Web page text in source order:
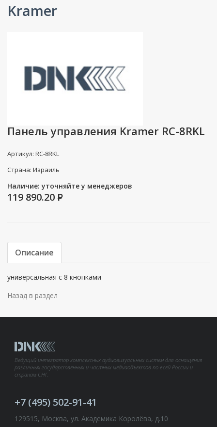
Kramer
Панель управления Kramer RC-8RKL
Артикул: RC-8RKL
Страна: Израиль
Наличие: уточняйте у менеджеров
119 890.20 P
Описание
универсальная с 8 кнопками
Назад в раздел
Ведущий интегратор комплексных аудиовизуальных систем для оснащения
различных государственных и частных медиаобъектов по всей России и
странам СНГ.
+7 (495) 502-91-41
129515, Москва, ул. Академика Королёва, д.10